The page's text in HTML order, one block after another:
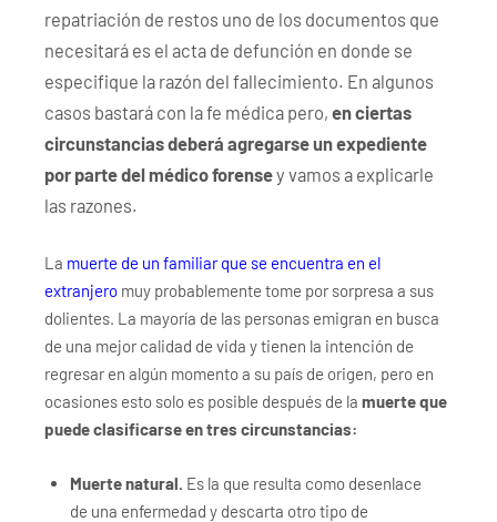
repatriación de restos uno de los documentos que
necesitará es el acta de defunción en donde se
especifique la razón del fallecimiento. En algunos
casos bastará con la fe médica pero, en ciertas
circunstancias deberá agregarse un expediente
por parte del médico forensey vamos a explicarle
las razones.
La muerte de un familiar que se encuentra en el
extranjero muy probablemente tome por sorpresa a sus
dolientes. La mayoría de las personas emigran en busca
de una mejor calidad de vida y tienen la intención de
regresar en algún momento a su país de origen, pero en
ocasiones esto solo es posible después de la muerte que
puede clasificarse en tres circunstancias:
Muerte natural. Es la que resulta como desenlace
de una enfermedad y descarta otro tipo de